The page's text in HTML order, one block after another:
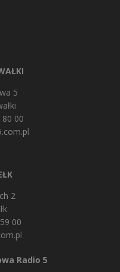
5
00
2
00
Radio 5